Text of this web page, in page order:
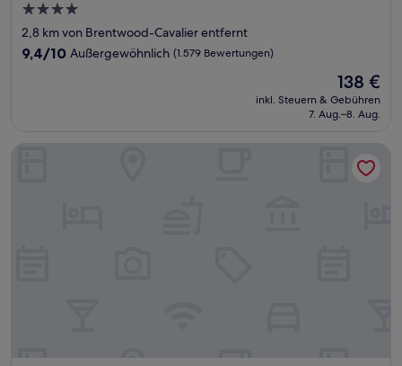
4.0-
Sterne-
Unterkunft
2,8 km von Brentwood-Cavalier entfernt
9.4
9,4/10 Außergewöhnlich (1.579 Bewertungen)
Der
Preis
beträgt
138 €
inkl. Steuern & Gebühren
7. Aug.–8. Aug.